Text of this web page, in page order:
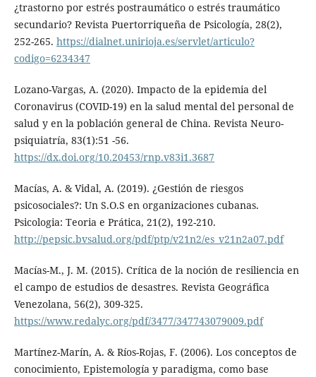
¿trastorno por estrés postraumático o estrés traumático
secundario? Revista Puertorriqueña de Psicología, 28(2),
252-265. https://dialnet.unirioja.es/servlet/articulo?
codigo=6234347
Lozano-Vargas, A. (2020). Impacto de la epidemia del
Coronavirus (COVID-19) en la salud mental del personal de
salud y en la población general de China. Revista Neuro-
psiquiatría, 83(1):51 -56.
https://dx.doi.org/10.20453/rnp.v83i1.3687
Macías, A. & Vidal, A. (2019). ¿Gestión de riesgos
psicosociales?: Un S.O.S en organizaciones cubanas.
Psicologia: Teoria e Prática, 21(2), 192-210.
http://pepsic.bvsalud.org/pdf/ptp/v21n2/es_v21n2a07.pdf
Macías-M., J. M. (2015). Crítica de la noción de resiliencia en
el campo de estudios de desastres. Revista Geográfica
Venezolana, 56(2), 309-325.
https://www.redalyc.org/pdf/3477/347743079009.pdf
Martínez-Marín, A. & Ríos-Rojas, F. (2006). Los conceptos de
conocimiento, Epistemología y paradigma, como base